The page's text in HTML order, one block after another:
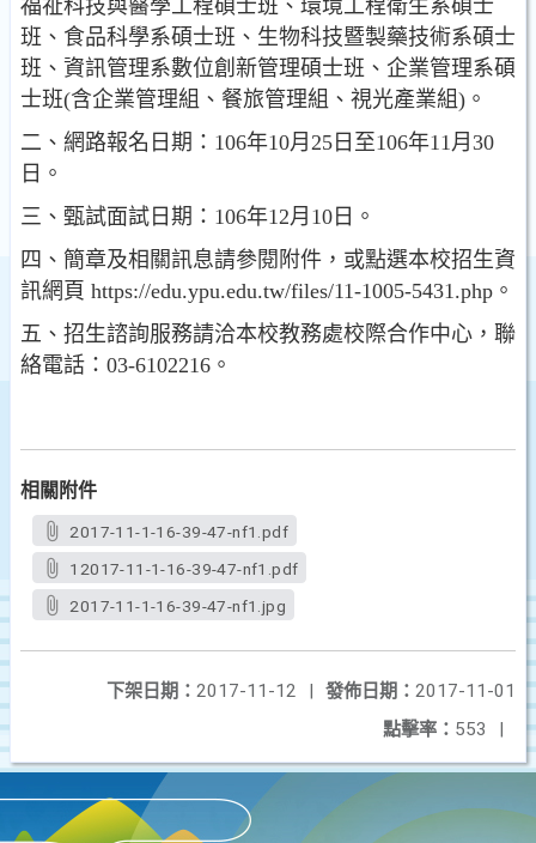
福祉科技與醫學工程碩士班、環境工程衛生系碩士
班、食品科學系碩士班、生物科技暨製藥技術系碩士
班、資訊管理系數位創新管理碩士班、企業管理系碩
士班(含企業管理組、餐旅管理組、視光產業組)。
二、網路報名日期：106年10月25日至106年11月30
日。
三、甄試面試日期：106年12月10日。
四、簡章及相關訊息請參閱附件，或點選本校招生資
訊網頁 https://edu.ypu.edu.tw/files/11-1005-5431.php。
五、招生諮詢服務請洽本校教務處校際合作中心，聯
絡電話：03-6102216。
相關附件
2017-11-1-16-39-47-nf1.pdf
12017-11-1-16-39-47-nf1.pdf
2017-11-1-16-39-47-nf1.jpg
發佈日期： 2017-11-01
下架日期： 2017-11-12
|
點擊率： 553 |